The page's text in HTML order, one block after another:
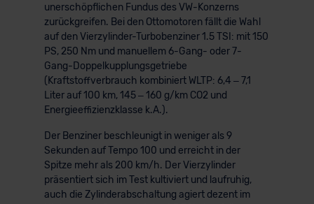
unerschöpflichen Fundus des VW-Konzerns
zurückgreifen. Bei den Ottomotoren fällt die Wahl
auf den Vierzylinder-Turbobenziner 1.5 TSI: mit 150
PS, 250 Nm und manuellem 6-Gang- oder 7-
Gang-Doppelkupplungsgetriebe
(Kraftstoffverbrauch kombiniert WLTP: 6,4 – 7,1
Liter auf 100 km, 145 – 160 g/km CO2 und
Energieeffizienzklasse k.A.).
Der Benziner beschleunigt in weniger als 9
Sekunden auf Tempo 100 und erreicht in der
Spitze mehr als 200 km/h. Der Vierzylinder
präsentiert sich im Test kultiviert und laufruhig,
auch die Zylinderabschaltung agiert dezent im